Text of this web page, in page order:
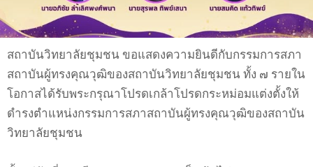
สถาบันวิทยาลัยชุมชน ขอแสดงความยินดีกับกรรมการสภา
สถาบันผู้ทรงคุณวุฒิของสถาบันวิทยาลัยชุมชน ทั้ง ๗ รายใน
โอกาสได้รับพระกรุณาโปรดเกล้าโปรดกระหม่อมแต่งตั้งให้
ดำรงตำแหน่งกรรมการสภาสถาบันผู้ทรงคุณวุฒิของสถาบัน
วิทยาลัยชุมชน